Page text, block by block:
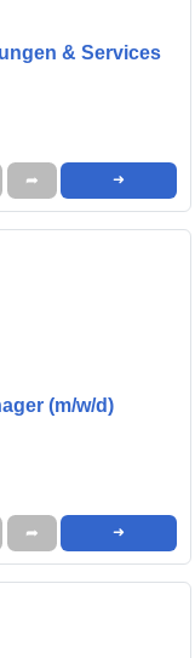
& Services
➦ ➜
(m/w/d)
➦ ➜